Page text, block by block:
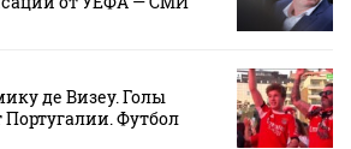
де Визеу. Голы
Футбол